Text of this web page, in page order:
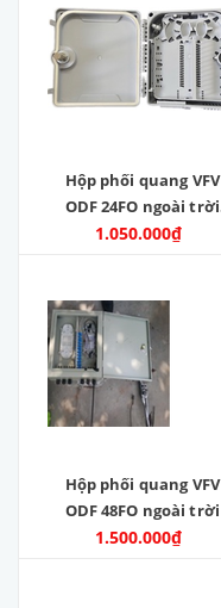
Hộp phối quang VFV
ODF 24FO ngoài trời
Nhựa ABS
1.050.000₫
Hộp phối quang VFV
ODF 48FO ngoài trời
1.500.000₫